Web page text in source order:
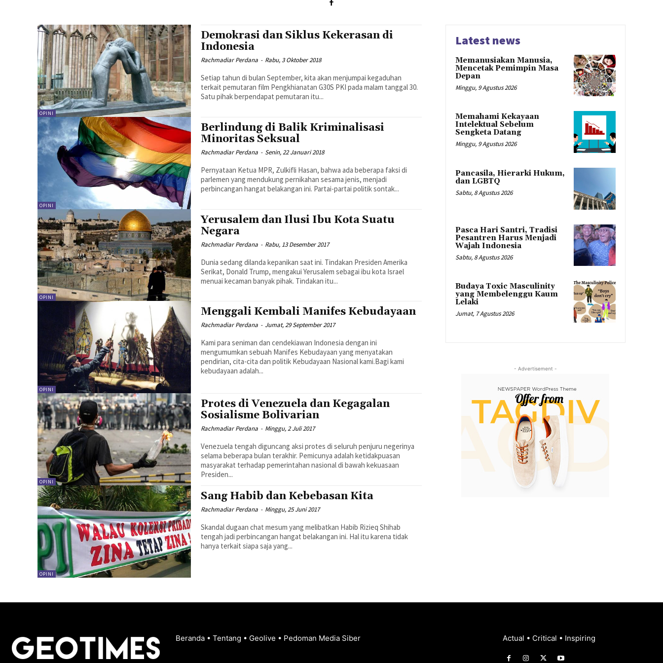
OPINI
Demokrasi dan Siklus Kekerasan di
Indonesia
Rachmadiar Perdana - Rabu, 3 Oktober 2018
Setiap tahun di bulan September, kita akan menjumpai kegaduhan
terkait pemutaran film Pengkhianatan G30S PKI pada malam tanggal 30.
Satu pihak berpendapat pemutaran itu...
OPINI
Berlindung di Balik Kriminalisasi
Minoritas Seksual
Rachmadiar Perdana - Senin, 22 Januari 2018
Pernyataan Ketua MPR, Zulkifli Hasan, bahwa ada beberapa faksi di
parlemen yang mendukung pernikahan sesama jenis, menjadi
perbincangan hangat belakangan ini. Partai-partai politik sontak...
OPINI
Yerusalem dan Ilusi Ibu Kota Suatu
Negara
Rachmadiar Perdana - Rabu, 13 Desember 2017
Dunia sedang dilanda kepanikan saat ini. Tindakan Presiden Amerika
Serikat, Donald Trump, mengakui Yerusalem sebagai ibu kota Israel
menuai kecaman banyak pihak. Tindakan itu...
OPINI
Menggali Kembali Manifes Kebudayaan
Rachmadiar Perdana - Jumat, 29 September 2017
Kami para seniman dan cendekiawan Indonesia dengan ini
mengumumkan sebuah Manifes Kebudayaan yang menyatakan
pendirian, cita-cita dan politik Kebudayaan Nasional kami.Bagi kami
kebudayaan adalah...
OPINI
Protes di Venezuela dan Kegagalan
Sosialisme Bolivarian
Rachmadiar Perdana - Minggu, 2 Juli 2017
Venezuela tengah diguncang aksi protes di seluruh penjuru negerinya
selama beberapa bulan terakhir. Pemicunya adalah ketidakpuasan
masyarakat terhadap pemerintahan nasional di bawah kekuasaan
Presiden...
OPINI
Sang Habib dan Kebebasan Kita
Rachmadiar Perdana - Minggu, 25 Juni 2017
Skandal dugaan chat mesum yang melibatkan Habib Rizieq Shihab
tengah jadi perbincangan hangat belakangan ini. Hal itu karena tidak
hanya terkait siapa saja yang...
Latest news
Memanusiakan Manusia,
Mencetak Pemimpin Masa
Depan
Minggu, 9 Agustus 2026
Memahami Kekayaan
Intelektual Sebelum
Sengketa Datang
Minggu, 9 Agustus 2026
Pancasila, Hierarki Hukum,
dan LGBTQ
Sabtu, 8 Agustus 2026
Pasca Hari Santri, Tradisi
Pesantren Harus Menjadi
Wajah Indonesia
Sabtu, 8 Agustus 2026
Budaya Toxic Masculinity
yang Membelenggu Kaum
Lelaki
Jumat, 7 Agustus 2026
- Advertisement -
Beranda • Tentang • Geolive • Pedoman Media Siber Actual • Critical • Inspiring